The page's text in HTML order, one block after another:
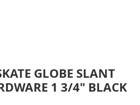
GLOBE SLANT
1 3/4" BLACK